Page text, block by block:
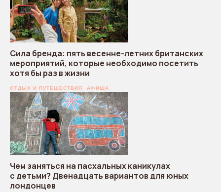
Сила бренда: пять весенне-летних британских
мероприятий, которые необходимо посетить
хотя бы раз в жизни
ОТДЫХ И ПУТЕШЕСТВИЯ АФИША
Чем заняться на пасхальных каникулах
с детьми? Двенадцать вариантов для юных
лондонцев